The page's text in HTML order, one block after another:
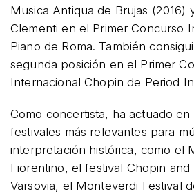
Musica Antiqua de Brujas (2016)
Clementi en el Primer Concurso
Piano de Roma. También
segunda posición en el Primer
Internacional Chopin de Period
Como concertista, ha actuado
festivales más relevantes para
interpretación histórica, como el
Fiorentino, el festival Chopin and
Varsovia, el Monteverdi Festival